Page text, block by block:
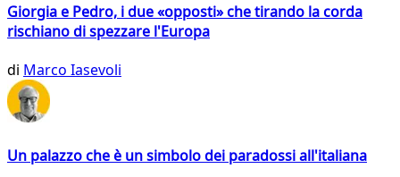
Giorgia e Pedro, i due «opposti» che tirando la corda
rischiano di spezzare l'Europa
di Marco Iasevoli
Un palazzo che è un simbolo dei paradossi all'italiana